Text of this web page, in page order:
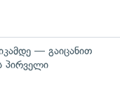
— გაიცანით
პირველი